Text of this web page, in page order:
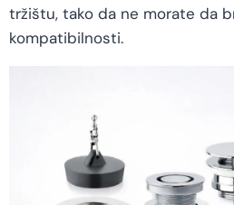
tržištu, tako da ne morate da
kompatibilnosti.